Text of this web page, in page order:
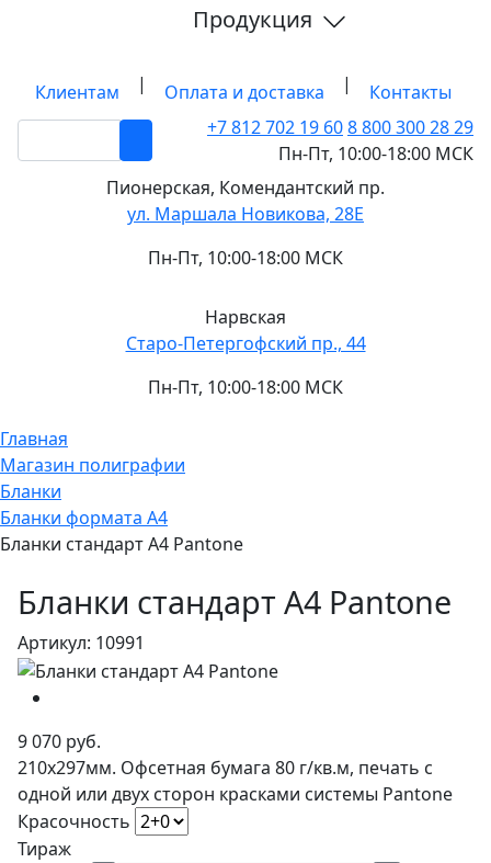
Продукция
Клиентам | Оплата и доставка |
Контакты
+7 812702 19 608 800 300 28 29
Пн-Пт, 10:00-18:00 МСК
Пионерская, Комендантский пр.
ул. Маршала Новикова, 28Е
Пн-Пт, 10:00-18:00 МСК
Нарвская
Старо-Петергофский пр., 44
Пн-Пт, 10:00-18:00 МСК
Главная
Магазин полиграфии
Бланки
Бланки формата А4
Бланки стандарт А4 Pantone
Бланки стандарт А4 Pantone
Артикул: 10991
9 070 руб.
210х297мм. Офсетная бумага 80 г/кв.м, печать с
одной или двух сторон красками системы Pantone
Красочность
Тираж